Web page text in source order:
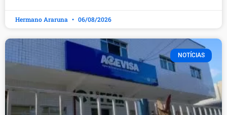
Hermano Araruna 06/08/2026
NOTÍCIAS